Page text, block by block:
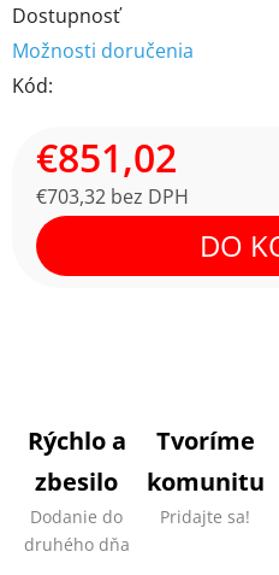
Dostupnosť
Možnosti doručenia
Kód:
€851,02
€703,32 bez DPH
Jednotková cena:
DO
Rýchlo a
zbesilo
Dodanie do
druhého dňa
Tvoríme
komunitu
Pridajte sa!